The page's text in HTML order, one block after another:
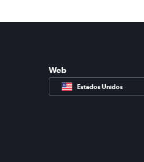
Web
Estados Unidos